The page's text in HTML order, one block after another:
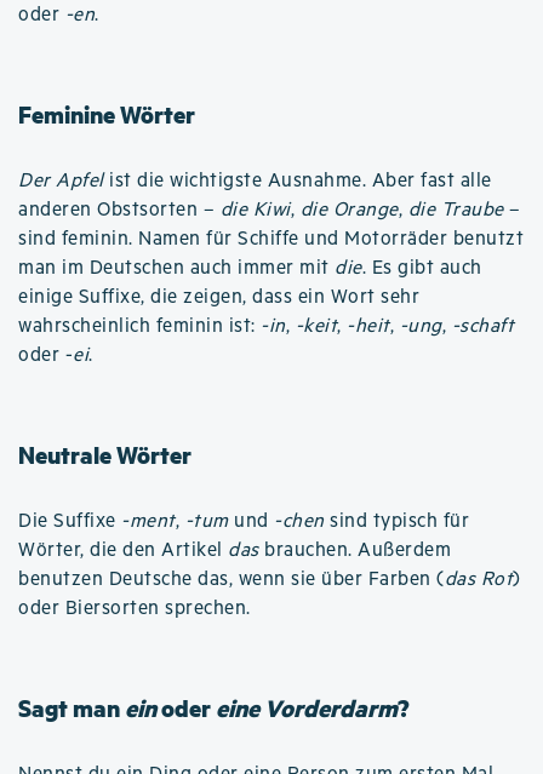
oder -en.
Feminine Wörter
Der Apfelist die wichtigste Ausnahme. Aber fast alle
anderen Obstsorten – die Kiwi, die Orange, die Traube–
sind feminin. Namen für Schiffe und Motorräder benutzt
man im Deutschen auch immer mit die. Es gibt auch
einige Suffixe, die zeigen, dass ein Wort sehr
wahrscheinlich feminin ist: -in, -keit, -heit, -ung, -schaft
oder -ei.
Neutrale Wörter
Die Suffixe -ment, -tumund -chen sind typisch für
Wörter, die den Artikel dasbrauchen. Außerdem
benutzen Deutsche das, wenn sie über Farben (das Rot)
oder Biersorten sprechen.
Sagt maneinodereine Vorderdarm?